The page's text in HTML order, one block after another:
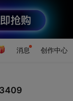
消息 创作中心